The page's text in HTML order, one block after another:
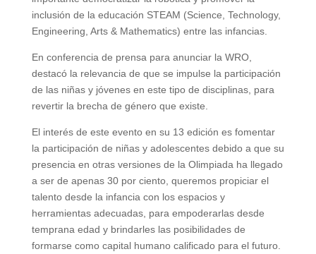
inclusión de la educación STEAM (Science, Technology,
Engineering, Arts & Mathematics) entre las infancias.
En conferencia de prensa para anunciar la WRO,
destacó la relevancia de que se impulse la participación
de las niñas y jóvenes en este tipo de disciplinas, para
revertir la brecha de género que existe.
El interés de este evento en su 13 edición es fomentar
la participación de niñas y adolescentes debido a que su
presencia en otras versiones de la Olimpiada ha llegado
a ser de apenas 30 por ciento, queremos propiciar el
talento desde la infancia con los espacios y
herramientas adecuadas, para empoderarlas desde
temprana edad y brindarles las posibilidades de
formarse como capital humano calificado para el futuro.